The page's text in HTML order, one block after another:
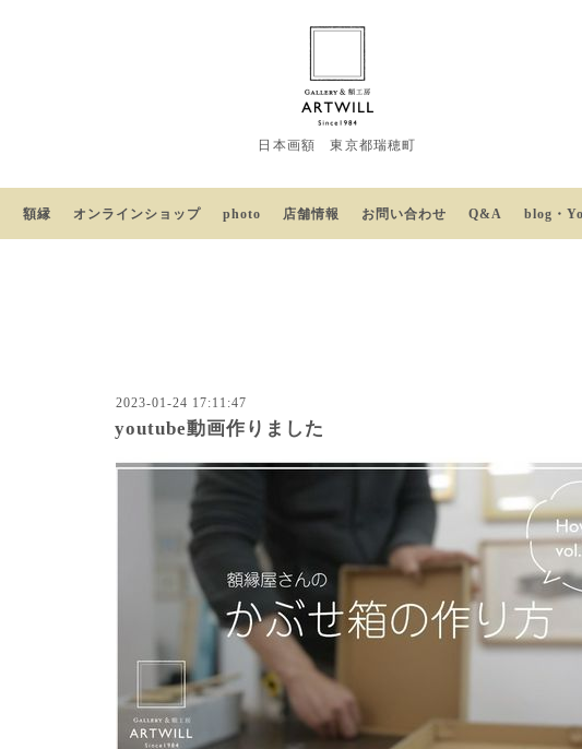
日本画額 東京都瑞穂町
額縁 オンラインショップ photo 店舗情報 お問い合わせ Q&A blog・
2023-01-24 17:11:47
youtube動画作りました